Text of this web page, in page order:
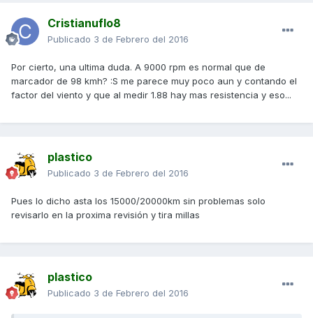
Cristianuflo8
Publicado 3 de Febrero del 2016
Por cierto, una ultima duda. A 9000 rpm es normal que de
marcador de 98 kmh? :S me parece muy poco aun y contando el
factor del viento y que al medir 1.88 hay mas resistencia y eso...
plastico
Publicado 3 de Febrero del 2016
Pues lo dicho asta los 15000/20000km sin problemas solo
revisarlo en la proxima revisión y tira millas
plastico
Publicado 3 de Febrero del 2016